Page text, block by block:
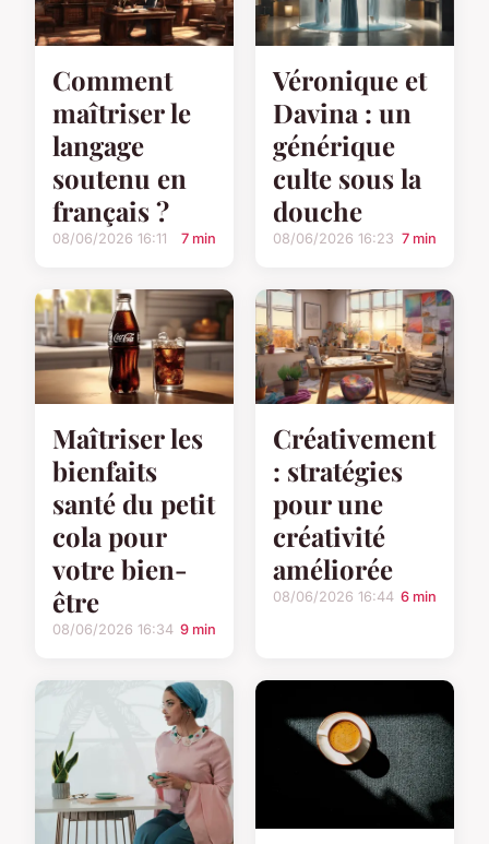
Comment
maîtriser le
langage
soutenu en
français ?
08/06/2026 16:11 7 min
Véronique et
Davina : un
générique
culte sous la
douche
08/06/2026 16:23 7 min
Maîtriser les
bienfaits
santé du petit
cola pour
votre bien-
être
08/06/2026 16:34 9 min
Créativement
: stratégies
pour une
créativité
améliorée
08/06/2026 16:44 6 min